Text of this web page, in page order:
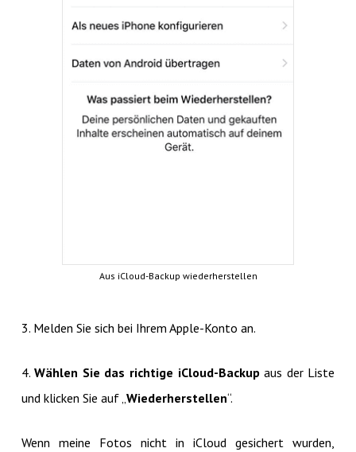
Aus iCloud-Backup wiederherstellen
3. Melden Sie sich bei Ihrem Apple-Konto an.
4.Wählen Sie das richtige iCloud-Backupaus der Liste
und klicken Sie auf „Wiederherstellen“.
Wenn meine Fotos nicht in iCloud gesichert wurden,